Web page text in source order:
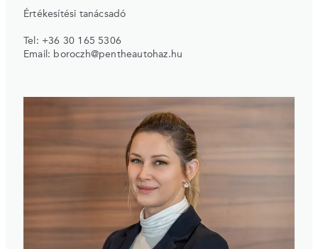
Értékesítési tanácsadó
Tel: +36 30 165 5306
Email: boroczh@pentheautohaz.hu